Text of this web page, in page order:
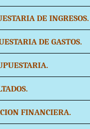
DE INGRESOS.
DE GASTOS.
FINANCIERA.